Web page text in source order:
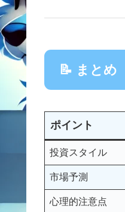
📝 まとめ
ポイント
投資スタイル
市場予測
心理的注意点